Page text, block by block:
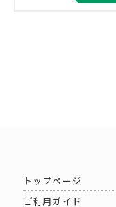
トップページ
ご利用ガイド